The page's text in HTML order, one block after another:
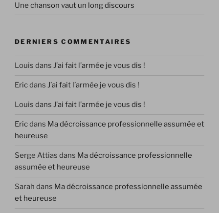
Une chanson vaut un long discours
DERNIERS COMMENTAIRES
Louis dans J’ai fait l’armée je vous dis !
Ericdans J’ai fait l’armée je vous dis !
Louis dans J’ai fait l’armée je vous dis !
Ericdans Ma décroissance professionnelle assumée et
heureuse
Serge Attias dans Ma décroissance professionnelle
assumée et heureuse
Sarah dans Ma décroissance professionnelle assumée
et heureuse